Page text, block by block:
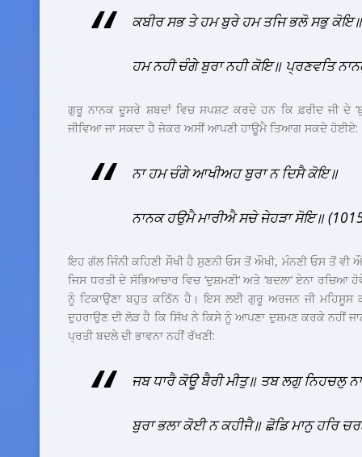
ਕਬੀਰ ਸਭ ਤੇ ਹਮ ਬੁਰੇ ਹਮ ਤਜਿ ਭਲੋ ਸਭੁ
ਹਮ ਨਹੀ ਚੰਗੇ ਬੁਰਾ ਨਹੀ ਕੋਇ॥ ਪ੍ਰਣਵਤਿ
ਗੁਰੂ ਨਾਨਕ ਦੂਸਰੇ ਸ਼ਬਦਾਂ ਵਿਚ ਸਪਸ਼ਟ ਕਰਦੇ ਹਨ ਕਿ ਫ਼ਰੀਦ ਜੀ ਦੇ
ਜੀਵਿਆ ਜਾ ਸਕਦਾ ਹੈ ਜੇਕਰ ਅਸੀਂ ਆਪਣੀ ਹਾਊਮੈ ਤਿਆਗ ਸਕਦੇ ਹੋਈਏ:
ਨਾ ਹਮ ਚੰਗੇ ਆਖੀਅਹ ਬੁਰਾ ਨ ਦਿਸੈ ਕੋਇ॥
ਨਾਨਕ ਹਉਮੈ ਮਾਰੀਐ ਸਚੇ ਜੇਹੜਾ ਸੋਇ॥
ਇਹ ਗੱਲ ਜਿੰਨੀ ਕਹਿਣੀ ਸੌਖੀ ਹੈ ਸੁਣਨੀ ਓਸ ਤੋਂ ਔਖੀ, ਮੰਨਣੀ ਓਸ ਤੋਂ
ਜਿਸ ਧਰਤੀ ਦੇ ਸੱਭਿਆਚਾਰ ਵਿਚ ‘ਦੁਸ਼ਮਣੀ’ ਅਤੇ ‘ਬਦਲਾ’ ਏਨਾ
ਨੂੰ ਟਿਕਾਉਣਾ ਬਹੁਤ ਕਠਿੱਨ ਹੈ। ਇਸ ਲਈ ਗੁਰੂ ਅਰਜਨ ਜੀ ਮਹਿਸੂਸ
ਦੁਹਰਾਉਣ ਦੀ ਲੋੜ ਹੈ ਕਿ ਸਿੱਖ ਨੇ ਕਿਸੇ ਨੂੰ ਆਪਣਾ ਦੁਸ਼ਮਣ ਕਰਕੇ ਨਹੀਂ
ਪ੍ਰਤੀ ਬਦਲੇ ਦੀ ਭਾਵਨਾ ਨਹੀਂ ਰੱਖਣੀ:
ਜਬ ਧਾਰੈ ਕੋਊ ਬੈਰੀ ਮੀਤੁ॥ ਤਬ ਲਗੁ ਨਿਹਚਲੁ
ਬੁਰਾ ਭਲਾ ਕੋਈ ਨ ਕਹੀਜੈ॥ ਛੋਡਿ ਮਾਨੁ ਹਰਿ